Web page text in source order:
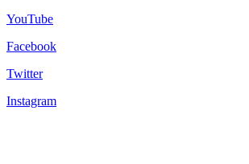
YouTube
Facebook
Twitter
Instagram